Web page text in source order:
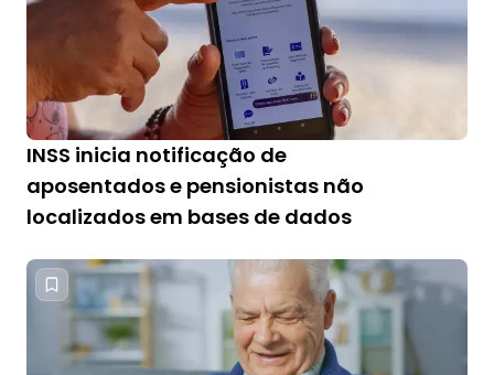
INSS inicia notificação de
aposentados e pensionistas não
localizados em bases de dados